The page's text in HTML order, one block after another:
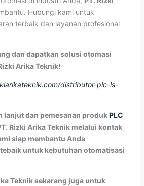
Hubungi kami untuk
terbaik dan layanan profesional
dan dapatkan solusi otomasi
Arika Teknik!
distributor-plc-ls-
lanjut dan pemesanan produk PLC
Rizki Arika Teknik melalui kontak
siap membantu Anda
untuk kebutuhan otomatisasi
Teknik sekarang juga untuk